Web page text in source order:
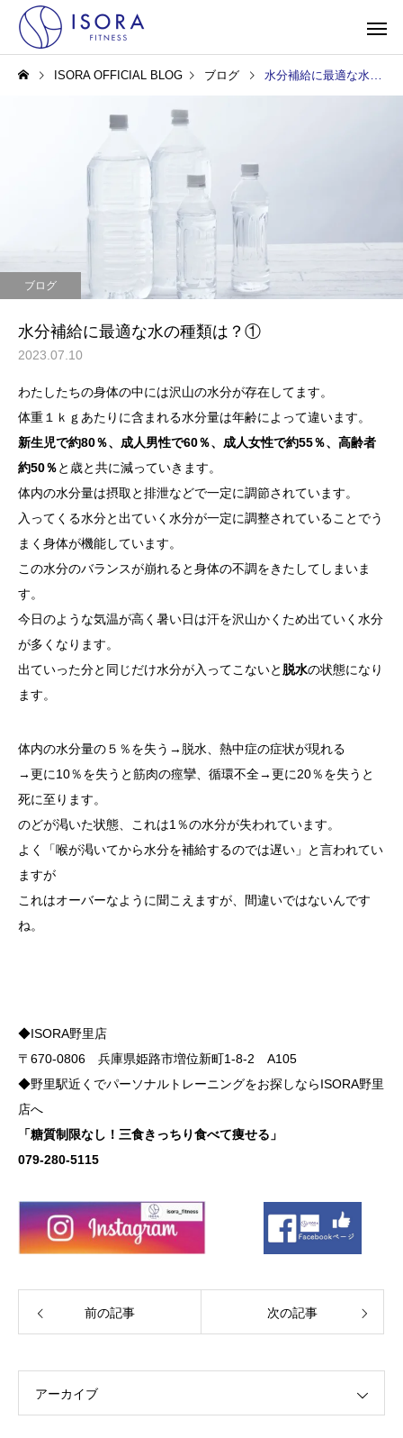
ISORA OFFICIAL BLOG ブログ 水分補給に最適な水の種類は？①
ブログ
水分補給に最適な水の種類は？①
2023.07.10
わたしたちの身体の中には沢山の水分が存在してます。
体重１ｋｇあたりに含まれる水分量は年齢によって違います。
新生児で約80％、成人男性で60％、成人女性で約55％、高齢者
約50％と歳と共に減っていきます。
体内の水分量は摂取と排泄などで一定に調節されています。
入ってくる水分と出ていく水分が一定に調整されていることでう
まく身体が機能しています。
この水分のバランスが崩れると身体の不調をきたしてしまいま
す。
今日のような気温が高く暑い日は汗を沢山かくため出ていく水分
が多くなります。
出ていった分と同じだけ水分が入ってこないと 脱水の状態になり
ます。
体内の水分量の５％を失う→脱水、熱中症の症状が現れる
→更に10％を失うと筋肉の痙攣、循環不全→更に20％を失うと
死に至ります。
のどが渇いた状態、これは1％の水分が失われています。
よく「喉が渇いてから水分を補給するのでは遅い」と言われてい
ますが
これはオーバーなように聞こえますが、間違いではないんです
ね。
◆ISORA野里店
〒670-0806 兵庫県姫路市増位新町1-8-2 A105
◆野里駅近くでパーソナルトレーニングをお探しならISORA野里
店へ
「糖質制限なし！三食きっちり食べて痩せる」
079-280-5115
前の記事 次の記事
アーカイブ